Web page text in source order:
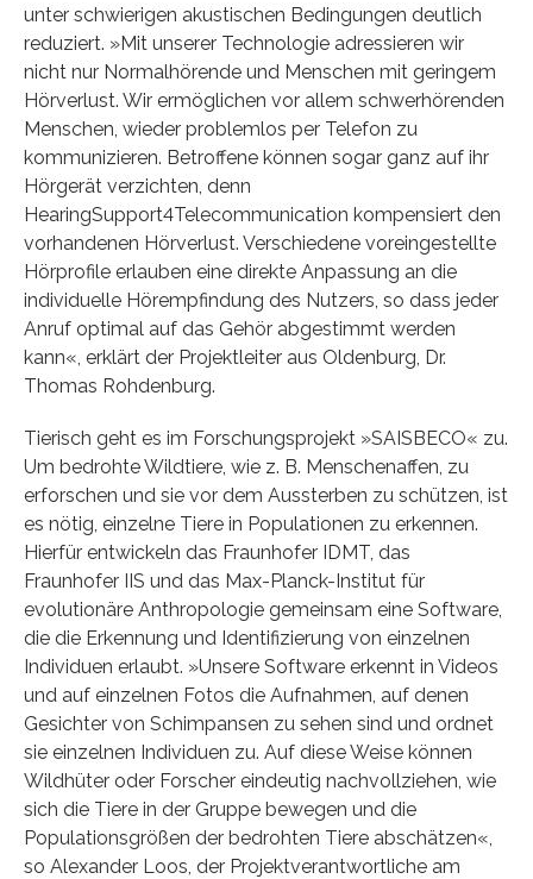
unter schwierigen akustischen Bedingungen deutlich
reduziert. »Mit unserer Technologie adressieren wir
nicht nur Normalhörende und Menschen mit geringem
Hörverlust. Wir ermöglichen vor allem schwerhörenden
Menschen, wieder problemlos per Telefon zu
kommunizieren. Betroffene können sogar ganz auf ihr
Hörgerät verzichten, denn
HearingSupport4Telecommunication kompensiert den
vorhandenen Hörverlust. Verschiedene voreingestellte
Hörprofile erlauben eine direkte Anpassung an die
individuelle Hörempfindung des Nutzers, so dass jeder
Anruf optimal auf das Gehör abgestimmt werden
kann«, erklärt der Projektleiter aus Oldenburg, Dr.
Thomas Rohdenburg.
Tierisch geht es im Forschungsprojekt »SAISBECO« zu.
Um bedrohte Wildtiere, wie z. B. Menschenaffen, zu
erforschen und sie vor dem Aussterben zu schützen, ist
es nötig, einzelne Tiere in Populationen zu erkennen.
Hierfür entwickeln das Fraunhofer IDMT, das
Fraunhofer IIS und das Max-Planck-Institut für
evolutionäre Anthropologie gemeinsam eine Software,
die die Erkennung und Identifizierung von einzelnen
Individuen erlaubt. »Unsere Software erkennt in Videos
und auf einzelnen Fotos die Aufnahmen, auf denen
Gesichter von Schimpansen zu sehen sind und ordnet
sie einzelnen Individuen zu. Auf diese Weise können
Wildhüter oder Forscher eindeutig nachvollziehen, wie
sich die Tiere in der Gruppe bewegen und die
Populationsgrößen der bedrohten Tiere abschätzen«,
so Alexander Loos, der Projektverantwortliche am